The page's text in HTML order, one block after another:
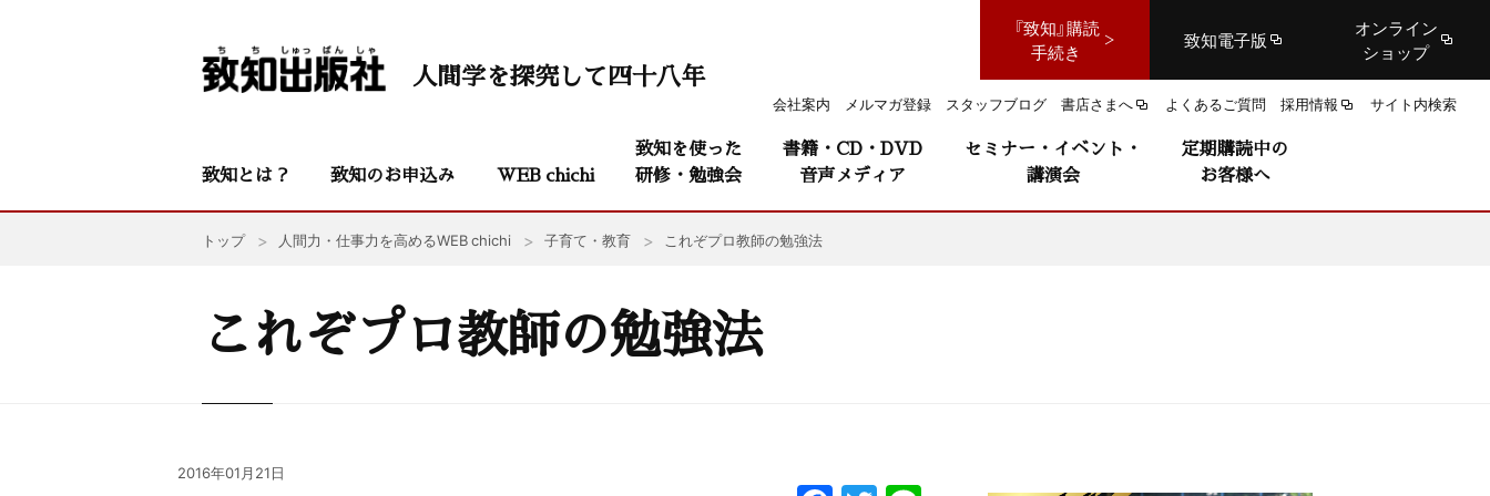
『致知』購読
手続き
致知電子版
オンライン
ショップ
会社案内 メルマガ登録 スタッフブログ 書店さまへ よくあるご質問 採用情報 サイト内検索
人間学を探究して四十八年
致知とは？ 致知のお申込み WEB chichi
致知を使った
研修・勉強会
書籍・CD・DVD
音声メディア
セミナー・イベント・
講演会
定期購読中の
お客様へ
トップ 人間力・仕事力を高めるWEB chichi 子育て・教育 これぞプロ教師の勉強法
これぞプロ教師の勉強法
2016年01月21日